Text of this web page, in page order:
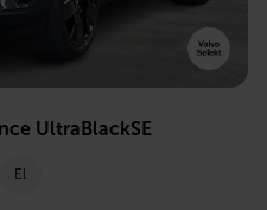
UltraBlackSE
El